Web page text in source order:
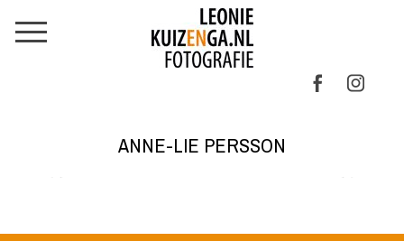
ANNE-LIE PERSSON